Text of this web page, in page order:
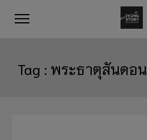
Tag : พระธาตุสันดอน